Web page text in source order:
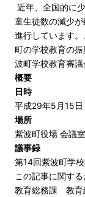
近年、全国的に
童生徒数の減少
進行しています
町の学校教育の
波町学校教育審議
概要
日時
平成29年5月15
場所
紫波町役場 会議
議事録
第14回紫波町学
この記事に関す
教育総務課 教育